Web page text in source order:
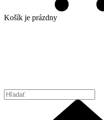
Košík je prázdny